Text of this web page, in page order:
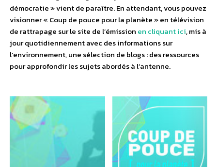
démocratie » vient de paraître. En attendant, vous pouvez
visionner « Coup de pouce pour la planète » en télévision
de rattrapage sur le site de l’émission en cliquant ici, mis à
jour quotidiennement avec des informations sur
l’environnement, une sélection de blogs : des ressources
pour approfondir les sujets abordés à l’antenne.